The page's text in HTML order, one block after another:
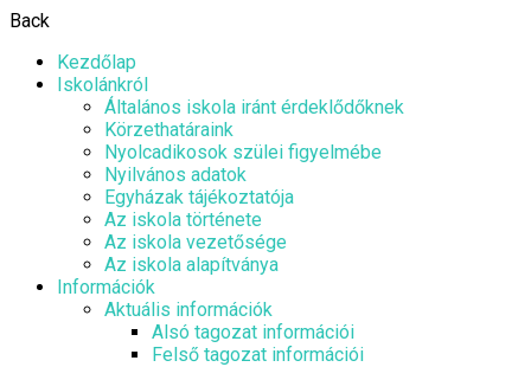
Back
Kezdőlap
Iskolánkról
Általános iskola iránt érdeklődőknek
Körzethatáraink
Nyolcadikosok szülei figyelmébe
Nyilvános adatok
Egyházak tájékoztatója
Az iskola története
Az iskola vezetősége
Az iskola alapítványa
Információk
Aktuális információk
Alsó tagozat információi
Felső tagozat információi